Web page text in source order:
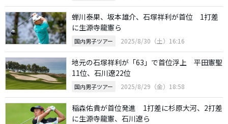
蝉川泰果、坂本雄介、石塚祥利が首位 1打差
に生源寺龍憲ら
国内男子ツアー 2025/8/30（土）16:16
地元の石塚祥利が「63」で首位浮上 平田憲聖
11位、石川遼22位
国内男子ツアー 2025/8/29（金）18:58
稲森佑貴が首位発進 1打差に杉原大河、2打差
に生源寺龍憲、石川遼ら